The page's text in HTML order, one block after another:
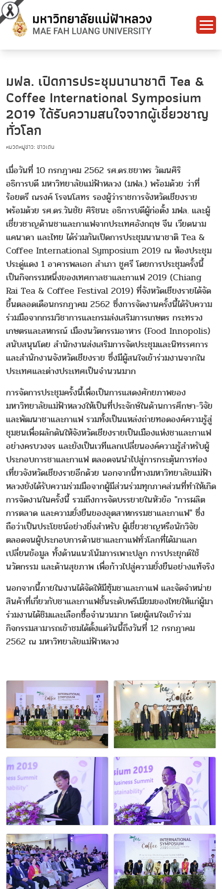
มฟล. เปิดการประชุมนานาชาติ Tea &
Coffee International Symposium
2019 ได้รับความสนใจจากผู้เชี่ยวชาญ
ทั่วโลก
หมวดหมู่ข่าว: ข่าวเด่น
เมื่อวันที่ 10 กรกฎาคม 2562 รศ.ดร.ชยาพร วัฒนศิริ
อธิการบดี มหาวิทยาลัยแม่ฟ้าหลวง (มฟล.) พร้อมด้วย ว่าที่
ร้อยตรี ณรงค์ โรจนโสทร รองผู้ว่าราชการจังหวัดเชียงราย
พร้อมด้วย รศ.ดร.วันชัย ศิริชนะ อธิการบดีผู้ก่อตั้ง มฟล. และผู้
เชี่ยวชาญด้านชาและกาแฟจากประเทศอังกฤษ จีน เวียดนาม
แคนาดา และไทย ได้ร่วมกันเปิดการประชุมนานาชาติ Tea &
Coffee International Symposium 2019 ณ ห้องประชุม
ประดู่แดง 1 อาคารพลเอก สำเภา ชูศรี โดยการประชุมครั้งนี้
เป็นกิจกรรมหนึ่งของเทศกาลชาและกาแฟ 2019 (Chiang
Rai Tea & Coffee Festival 2019) ที่จังหวัดเชียงรายได้จัด
ขึ้นตลอดเดือนกรกฎาคม 2562 ซึ่งการจัดงานครั้งนี้ได้รับความ
ร่วมมือจากกรมวิชาการและกรมส่งเสริมการเกษตร กระทรวง
เกษตรและสหกรณ์ เมืองนวัตกรรมอาหาร (Food Innopolis)
สนับสนุนโดย สำนักงานส่งเสริมการจัดประชุมและนิทรรศการ
และสำนักงานจังหวัดเชียงราย ซึ่งมีผู้สนใจเข้าร่วมงานจากใน
ประเทศและต่างประเทศเป็นจำนวนมาก
การจัดการประชุมครั้งนี้เพื่อเป็นการแสดงศักยภาพของ
มหาวิทยาลัยแม่ฟ้าหลวงให้เป็นที่ประจักษ์ในด้านการศึกษา-วิจัย
และพัฒนาชาและกาแฟ รวมทั้งเป็นแหล่งถ่ายทอดองค์ความรู้สู่
ชุมชนเพื่อผลักดันให้จังหวัดเชียงรายเป็นเมืองแห่งชาและกาแฟ
อย่างครบวงจร และยังเป็นเวทีแลกเปลี่ยนองค์ความรู้สำหรับผู้
ประกอบการชาและกาแฟ ตลอดจนนำไปสู่การกระตุ้นการท่อง
เที่ยวจังหวัดเชียงรายอีกด้วย นอกจากนี้ทางมหาวิทยาลัยแม่ฟ้า
หลวงยังได้รับความร่วมมือจากผู้มีส่วนร่วมทุกภาคส่วนที่ทำให้เกิด
การจัดงานในครั้งนี้ รวมถึงการจัดบรรยายในหัวข้อ "การผลิต
การตลาด และความยั่งยืนของอุตสาหกรรมชาและกาแฟ" ซึ่ง
ถือว่าเป็นประโยชน์อย่างยิ่งสำหรับ ผู้เชี่ยวชาญหรือนักวิจัย
ตลอดจนผู้ประกอบการด้านชาและกาแฟทั่วโลกที่ได้มาแลก
เปลี่ยนข้อมูล ทั้งด้านแนวโน้มการเพาะปลูก การประยุกต์ใช้
นวัตกรรม และด้านสุขภาพ เพื่อก้าวไปสู่ความยั่งยืนอย่างแท้จริง
นอกจากนี้ภายในงานได้จัดให้มีซุ้มชาและกาแฟ และจัดจำหน่าย
สินค้าที่เกี่ยวกับชาและกาแฟชั้นระดับพรีเมียมของไทยให้แก่ผู้มา
ร่วมงานได้ชิมและเลือกซื้อจำนวนมาก โดยผู้สนใจเข้าร่วม
กิจกรรมสามารถเข้าชมได้ตั้งแต่วันนี้ถึงวันที่ 12 กรกฎาคม
2562 ณ มหาวิทยาลัยแม่ฟ้าหลวง